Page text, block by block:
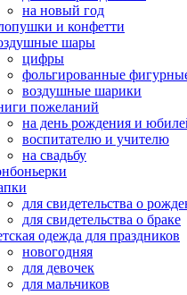
на новый год
и конфетти
шары
цифры
фольгированные
воздушные шарики
пожеланий
на день рождения и
воспитателю и учителю
на свадьбу
для свидетельства о
для свидетельства о браке
одежда для праздников
новогодняя
для девочек
для мальчиков